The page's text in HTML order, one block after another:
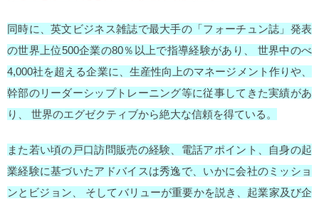
同時に、英文ビジネス雑誌で最大手の「フォーチュン誌」発表
の世界上位500企業の80％以上で指導経験があり、 世界中のべ
4,000社を超える企業に、生産性向上のマネージメント作りや、
幹部のリーダーシップトレーニング等に従事してきた実績があ
り、 世界のエグゼクティブから絶大な信頼を得ている。
また若い頃の戸口訪問販売の経験、電話アポイント、自身の起
業経験に基づいたアドバイスは秀逸で、いかに会社のミッショ
ンとビジョン、 そしてバリューが重要かを説き、起業家及び企